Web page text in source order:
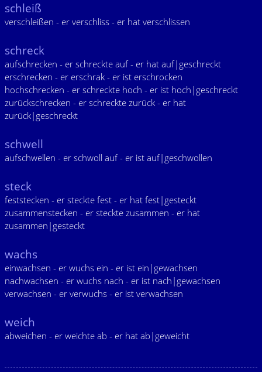
schleiß
verschleißen - er verschliss - er hat verschlissen
schreck
aufschrecken - er schreckte auf - er hat auf|geschreckt
erschrecken - er erschrak - er ist erschrocken
hochschrecken - er schreckte hoch - er ist hoch|geschreckt
zurückschrecken - er schreckte zurück - er hat
zurück|geschreckt
schwell
aufschwellen - er schwoll auf - er ist auf|geschwollen
steck
feststecken - er steckte fest - er hat fest|gesteckt
zusammenstecken - er steckte zusammen - er hat
zusammen|gesteckt
wachs
einwachsen - er wuchs ein - er ist ein|gewachsen
nachwachsen - er wuchs nach - er ist nach|gewachsen
verwachsen - er verwuchs - er ist verwachsen
weich
abweichen - er weichte ab - er hat ab|geweicht